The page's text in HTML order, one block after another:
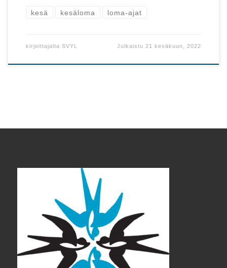
kesä kesäloma loma-ajat
kirjoittajalta SVYL Julkaistu 21 kesäkuun, 2022